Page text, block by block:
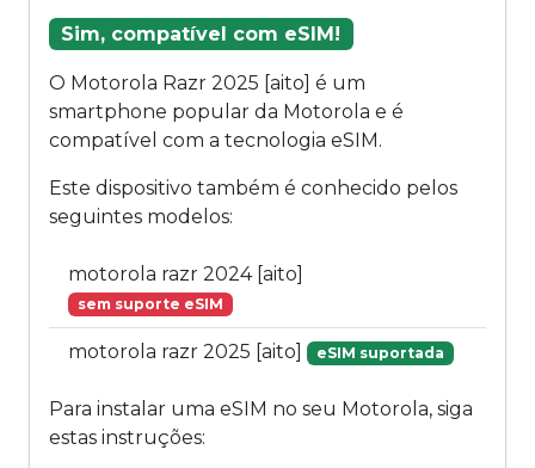
Sim, compatível com eSIM!
O Motorola Razr 2025 [aito] é um
smartphone popular da Motorola e é
compatível com a tecnologia eSIM.
Este dispositivo também é conhecido pelos
seguintes modelos:
motorola razr 2024 [aito]
sem suporte eSIM
motorola razr 2025 [aito] eSIM suportada
Para instalar uma eSIM no seu Motorola, siga
estas instruções: